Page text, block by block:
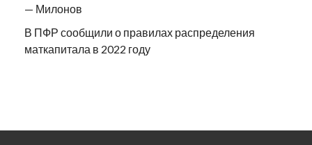
— Милонов
В ПФР сообщили о правилах распределения
маткапитала в 2022 году